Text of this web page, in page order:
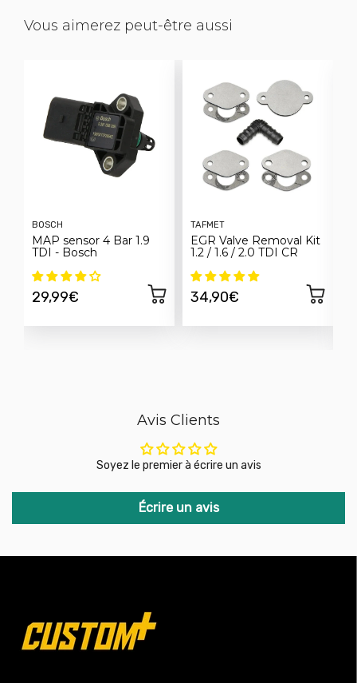
Vous aimerez peut-être aussi
BOSCH
MAP sensor 4 Bar 1.9
TDI - Bosch
29,99€
TAFMET
EGR Valve Removal Kit
1.2 / 1.6 / 2.0 TDI CR
34,90€
Avis Clients
Soyez le premier à écrire un avis
Écrire un avis